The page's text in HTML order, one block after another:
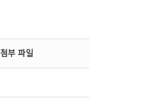
첨부 파일